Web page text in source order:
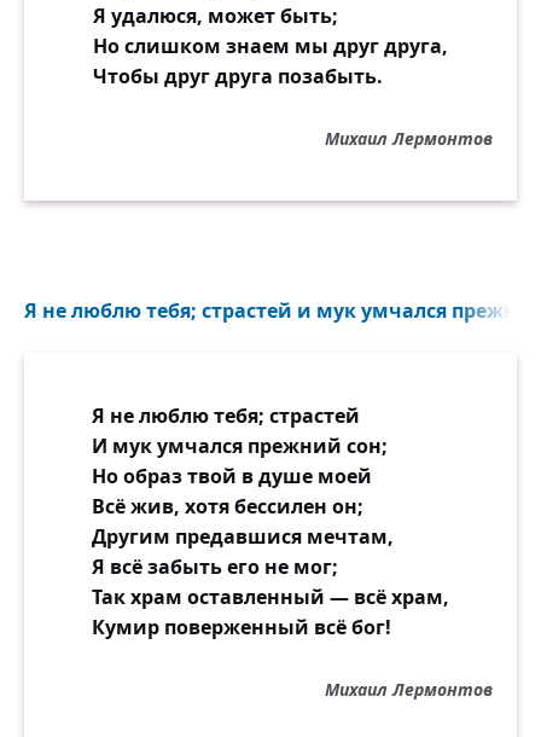
Я удалюся, может быть;
Но слишком знаем мы друг друга,
Чтобы друг друга позабыть.
Михаил Лермонтов
Я не люблю тебя; страстей и мук умчался
Я не люблю тебя; страстей
И мук умчался прежний сон;
Но образ твой в душе моей
Всё жив, хотя бессилен он;
Другим предавшися мечтам,
Я всё забыть его не мог;
Так храм оставленный — всё храм,
Кумир поверженный всё бог!
Михаил Лермонтов